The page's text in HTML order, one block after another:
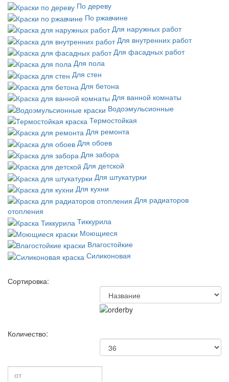
По дереву
По ржавчине
Для наружных работ
Для внутренних работ
Для фасадных работ
Для пола
Для стен
Для бетона
Для ванной комнаты
Водоэмульсионные
Термостойкая
Для ремонта
Для обоев
Для забора
Для детской
Для штукатурки
Для кухни
Для радиаторов
отопления
Тиккурила
Моющиеся
Влагостойкие
Силиконовая
Сортировка:
Количество: